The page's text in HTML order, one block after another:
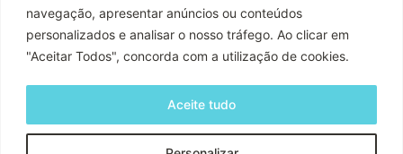
navegação, apresentar anúncios ou conteúdos
personalizados e analisar o nosso tráfego. Ao clicar em
"Aceitar Todos", concorda com a utilização de cookies.
Aceite tudo
Contactos
Apoio Cliente